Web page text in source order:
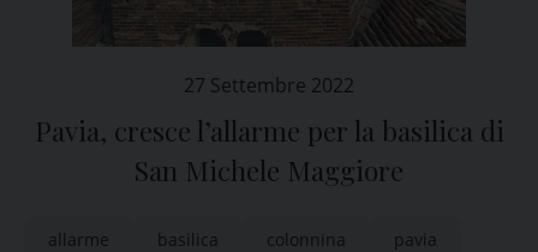
27 Settembre 2022
Pavia, cresce l’allarme per la basilica di
San Michele Maggiore
allarme basilica colonnina pavia